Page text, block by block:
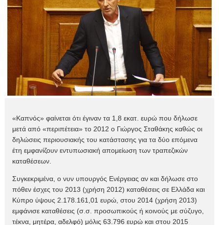
«Καπνός» φαίνεται ότι έγιναν τα 1,8 εκατ. ευρώ που δήλωσε
μετά από «περιπέτεια» το 2012 ο Γιώργος Σταθάκης καθώς οι
δηλώσεις περιουσιακής του κατάστασης για τα δύο επόμενα
έτη εμφανίζουν εντυπωσιακή απομείωση των τραπεζικών
καταθέσεων.
Συγκεκριμένα, ο νυν υπουργός Ενέργειας αν και δήλωσε στο
πόθεν έσχες του 2013 (χρήση 2012) καταθέσεις σε Ελλάδα και
Κύπρο ύψους 2.178.161,01 ευρώ, στου 2014 (χρήση 2013)
εμφάνισε καταθέσεις (σ.σ. προσωπικούς ή κοινούς με σύζυγο,
τέκνα, μητέρα, αδελφό) μόλις 63.796 ευρώ και στου 2015